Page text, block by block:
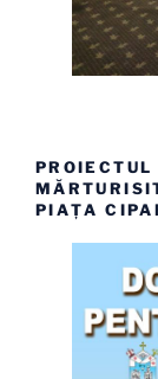
PIAȚA